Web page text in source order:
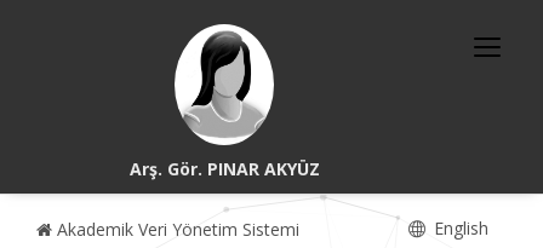
Arş. Gör. PINAR AKYÜZ
Akademik Veri Yönetim Sistemi English